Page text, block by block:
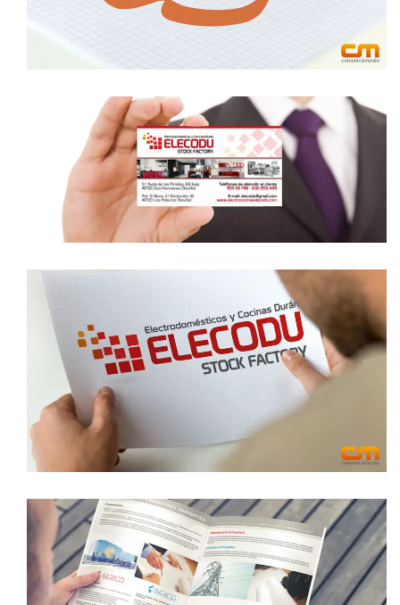
logotipo
DISEÑO DE TARJETAS ELECODU
tarjetas
DISEÑO DE LOGOTOTIPO ELECODU